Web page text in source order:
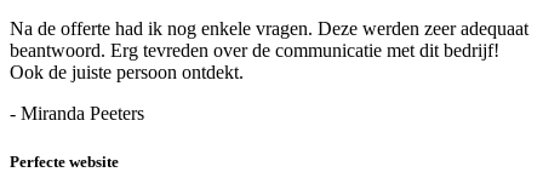
Na de offerte had ik nog enkele vragen. Deze werden zeer adequaat
beantwoord. Erg tevreden over de communicatie met dit bedrijf!
Ook de juiste persoon ontdekt.
- Miranda Peeters
Perfecte website